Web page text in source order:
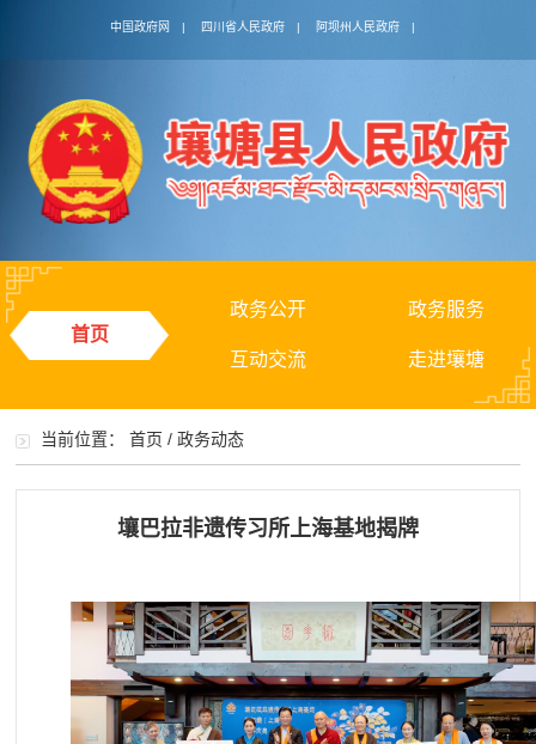
中国政府网 | 四川省人民政府 | 阿坝州人民政府 |
首页
政务公开 政务服务
互动交流 走进壤塘
当前位置：首页 /政务动态
壤巴拉非遗传习所上海基地揭牌